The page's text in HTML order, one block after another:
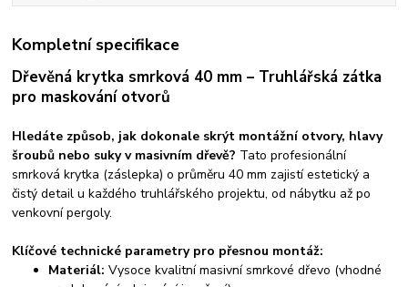
Kompletní specifikace
Dřevěná krytka smrková 40 mm – Truhlářská zátka
pro maskování otvorů
Hledáte způsob, jak dokonale skrýt montážní otvory, hlavy
šroubů nebo suky v masivním dřevě? Tato profesionální
smrková krytka (záslepka) o průměru 40 mm zajistí estetický a
čistý detail u každého truhlářského projektu, od nábytku až po
venkovní pergoly.
Klíčové technické parametry pro přesnou montáž:
Materiál: Vysoce kvalitní masivní smrkové dřevo (vhodné